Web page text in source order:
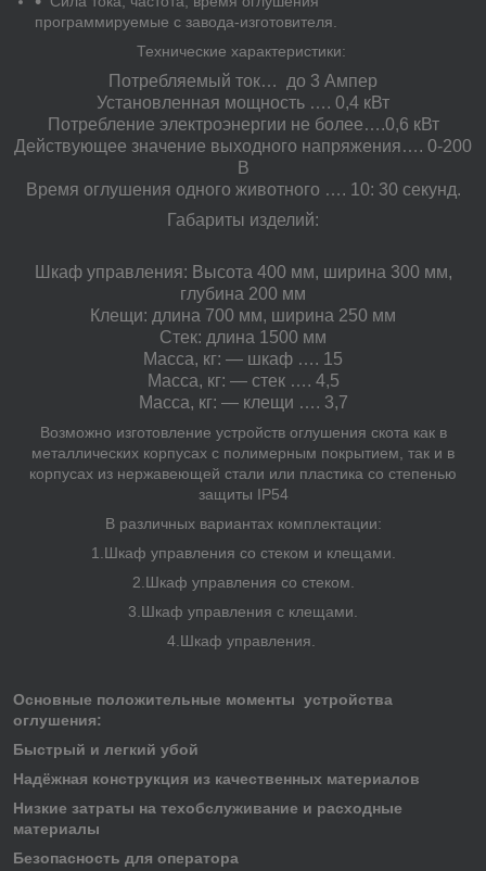
программируемые с завода-изготовителя.
Технические характеристики:
Потребляемый ток…
до 3 Ампер
Установленная мощность …. 0,4 кВт
Потребление электроэнергии не более….0,6 кВт
Действующее значение выходного напряжения…. 0-200
В
Время оглушения одного животного …. 10: 30 секунд.
Габариты изделий:
Шкаф управления: Высота 400 мм, ширина 300 мм,
глубина 200 мм
Клещи: длина 700 мм, ширина 250 мм
Стек: длина 1500 мм
Масса, кг: — шкаф …. 15
Масса, кг: — стек …. 4,5
Масса, кг: — клещи …. 3,7
Возможно изготовление устройств оглушения скота как в
металлических корпусах с полимерным покрытием, так и в
корпусах из нержавеющей стали или пластика со степенью
защиты IP54
В различных вариантах комплектации:
1.Шкаф управления со стеком и клещами.
2.Шкаф управления со стеком.
3.Шкаф управления с клещами.
4.Шкаф управления.
Основные положительные моменты устройства
оглушения:
Быстрый и легкий убой
Надёжная конструкция из качественных материалов
Низкие затраты на техобслуживание и расходные
материалы
Безопасность для оператора